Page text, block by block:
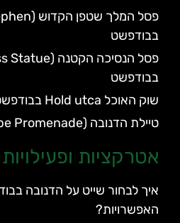
בבודפשט
בבודפשט
שוק האוכל Hold utca בבודפשט
טיילת הדנובה (Danube Promenade)
אטרקציות ופעילויות
איך לבחור שייט על הדנובה
האפשרויות?